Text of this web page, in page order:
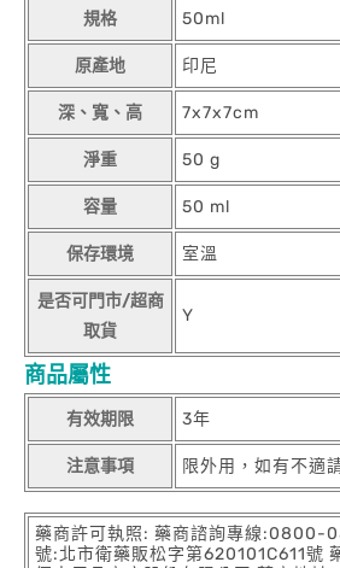
規格 50ml
原產地 印尼
深、寬、高 7x7x7cm
淨重 50 g
容量 50 ml
保存環境 室溫
是否可門市/超商
取貨
Y
商品屬性
有效期限 3年
注意事項 限外用，如有不適
藥商許可執照: 藥商諮詢專線:0800-
號:北市衛藥販松字第620101C611號